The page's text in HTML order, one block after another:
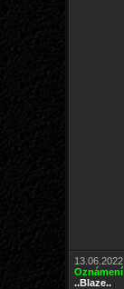
13.06.2022
Oznámení
..Blaze..